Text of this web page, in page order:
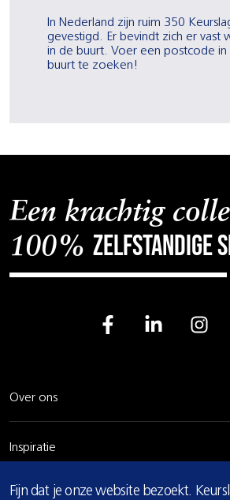
COOKIE
Fijn dat je onze website bezoekt.
In Nederland zijn ruim 350
gevestigd. Er bevindt zich er vast
in de buurt. Voer een postcode in
buurt te zoeken!
Een krachtig
100% zelfstandige
Over ons
Inspiratie